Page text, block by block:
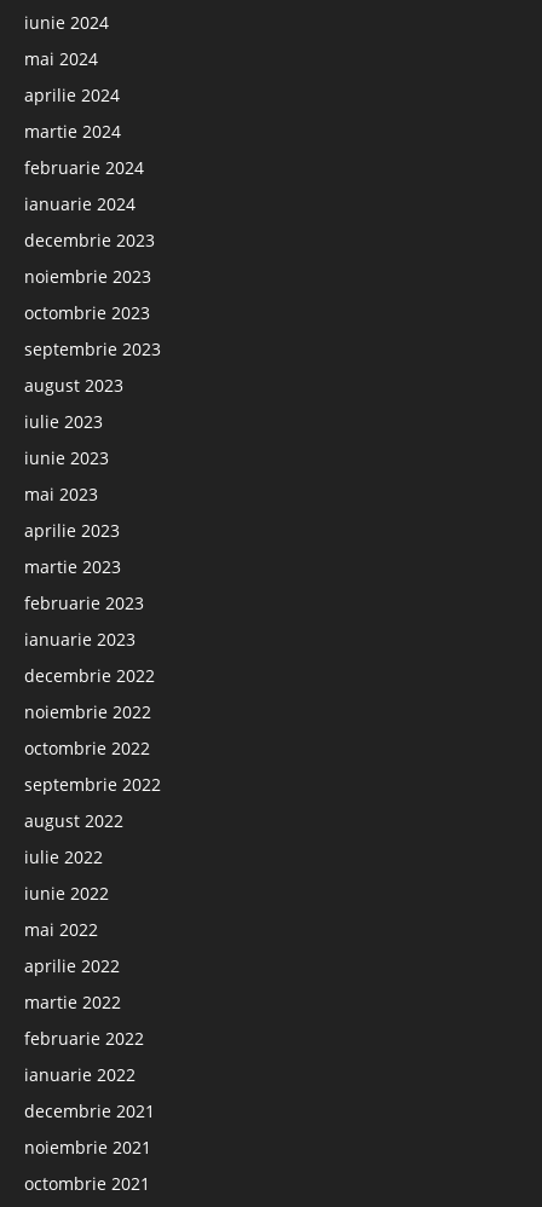
iunie 2024
mai 2024
aprilie 2024
martie 2024
februarie 2024
ianuarie 2024
decembrie 2023
noiembrie 2023
octombrie 2023
septembrie 2023
august 2023
iulie 2023
iunie 2023
mai 2023
aprilie 2023
martie 2023
februarie 2023
ianuarie 2023
decembrie 2022
noiembrie 2022
octombrie 2022
septembrie 2022
august 2022
iulie 2022
iunie 2022
mai 2022
aprilie 2022
martie 2022
februarie 2022
ianuarie 2022
decembrie 2021
noiembrie 2021
octombrie 2021